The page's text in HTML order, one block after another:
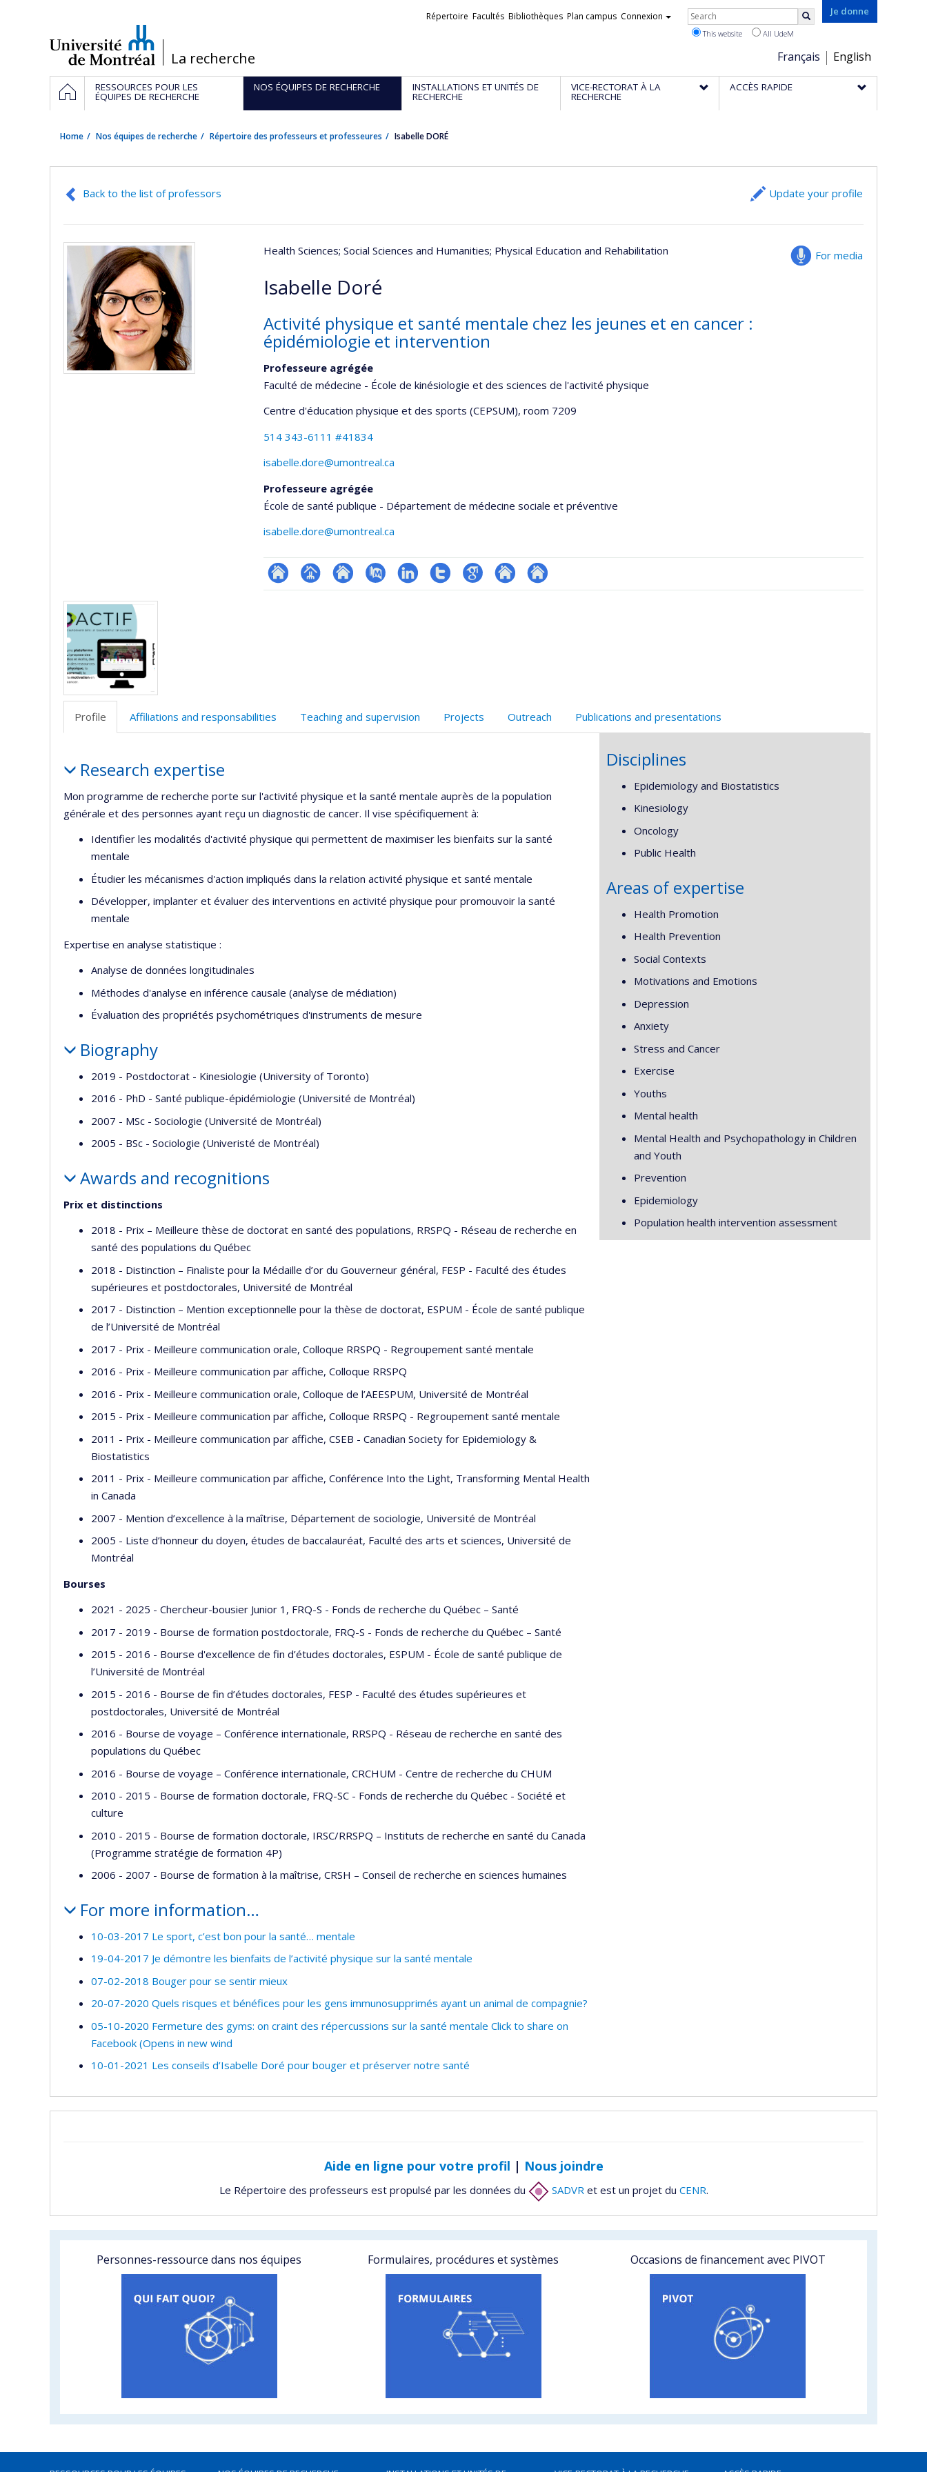
/La recherche
Je donne
Choix
de
la
Français English
Liens
Répertoire Facultés Bibliothèques Plan campus Connexion Rechercher
This website All UdeM
Navigation
principale
HOMERESSOURCES POUR LES
ÉQUIPES DE RECHERCHE
NOS ÉQUIPES DE RECHERCHE INSTALLATIONS ET UNITÉS DE
RECHERCHE
VICE-RECTORAT À LA
RECHERCHE
ACCÈS RAPIDE
Home Nos équipes de recherche Répertoire des professeurs et professeures Isabelle DORÉ
Back to the list of professors Update your profile
For media
Health Sciences; Social Sciences and Humanities; Physical Education and Rehabilitation
Isabelle Doré
Activité physique et santé mentale chez les jeunes et en cancer :
épidémiologie et intervention
Professeure agrégée
Faculté de médecine - École de kinésiologie et des sciences de l'activité physique
Centre d'éducation physique et des sports (CEPSUM), room 7209
514 343-6111 #41834
isabelle.dore@umontreal.ca
Professeure agrégée
École de santé publique - Département de médecine sociale et préventive
isabelle.dore@umontreal.ca
ResearchGate
Page Site
PubMedLinkedInCompteGoogleAutre Autre
Media
Profile Affiliations and responsabilities Teaching and supervision Projects Outreach Publications and presentations
Research expertise
Mon programme de recherche porte sur l'activité physique et la santé mentale auprès de la population
générale et des personnes ayant reçu un diagnostic de cancer. Il vise spécifiquement à:
Identifier les modalités d'activité physique qui permettent de maximiser les bienfaits sur la santé
mentale
Étudier les mécanismes d'action impliqués dans la relation activité physique et santé mentale
Développer, implanter et évaluer des interventions en activité physique pour promouvoir la santé
mentale
Expertise en analyse statistique :
Analyse de données longitudinales
Méthodes d'analyse en inférence causale (analyse de médiation)
Évaluation des propriétés psychométriques d'instruments de mesure
Biography
2019 - Postdoctorat - Kinesiologie (University of Toronto)
2016 - PhD - Santé publique-épidémiologie (Université de Montréal)
2007 - MSc - Sociologie (Université de Montréal)
2005 - BSc - Sociologie (Univeristé de Montréal)
Awards and recognitions
Prix et distinctions
2018 - Prix – Meilleure thèse de doctorat en santé des populations, RRSPQ - Réseau de recherche en
santé des populations du Québec
2018 - Distinction – Finaliste pour la Médaille d’or du Gouverneur général, FESP - Faculté des études
supérieures et postdoctorales, Université de Montréal
2017 - Distinction – Mention exceptionnelle pour la thèse de doctorat, ESPUM - École de santé publique
de l’Université de Montréal
2017 - Prix - Meilleure communication orale, Colloque RRSPQ - Regroupement santé mentale
2016 - Prix - Meilleure communication par affiche, Colloque RRSPQ
2016 - Prix - Meilleure communication orale, Colloque de l’AEESPUM, Université de Montréal
2015 - Prix - Meilleure communication par affiche, Colloque RRSPQ - Regroupement santé mentale
2011 - Prix - Meilleure communication par affiche, CSEB - Canadian Society for Epidemiology &
Biostatistics
2011 - Prix - Meilleure communication par affiche, Conférence Into the Light, Transforming Mental Health
in Canada
2007 - Mention d’excellence à la maîtrise, Département de sociologie, Université de Montréal
2005 - Liste d’honneur du doyen, études de baccalauréat, Faculté des arts et sciences, Université de
Montréal
Bourses
2021 - 2025 - Chercheur-bousier Junior 1, FRQ-S - Fonds de recherche du Québec – Santé
2017 - 2019 - Bourse de formation postdoctorale, FRQ-S - Fonds de recherche du Québec – Santé
2015 - 2016 - Bourse d'excellence de fin d’études doctorales, ESPUM - École de santé publique de
l’Université de Montréal
2015 - 2016 - Bourse de fin d’études doctorales, FESP - Faculté des études supérieures et
postdoctorales, Université de Montréal
2016 - Bourse de voyage – Conférence internationale, RRSPQ - Réseau de recherche en santé des
populations du Québec
2016 - Bourse de voyage – Conférence internationale, CRCHUM - Centre de recherche du CHUM
2010 - 2015 - Bourse de formation doctorale, FRQ-SC - Fonds de recherche du Québec - Société et
culture
2010 - 2015 - Bourse de formation doctorale, IRSC/RRSPQ – Instituts de recherche en santé du Canada
(Programme stratégie de formation 4P)
2006 - 2007 - Bourse de formation à la maîtrise, CRSH – Conseil de recherche en sciences humaines
For more information…
10-03-2017 Le sport, c’est bon pour la santé… mentale
19-04-2017 Je démontre les bienfaits de l’activité physique sur la santé mentale
07-02-2018 Bouger pour se sentir mieux
20-07-2020 Quels risques et bénéfices pour les gens immunosupprimés ayant un animal de compagnie?
05-10-2020 Fermeture des gyms: on craint des répercussions sur la santé mentale Click to share on
Facebook (Opens in new wind
10-01-2021 Les conseils d’Isabelle Doré pour bouger et préserver notre santé
Disciplines
Epidemiology and Biostatistics
Kinesiology
Oncology
Public Health
Areas of expertise
Health Promotion
Health Prevention
Social Contexts
Motivations and Emotions
Depression
Anxiety
Stress and Cancer
Exercise
Youths
Mental health
Mental Health and Psychopathology in Children
and Youth
Prevention
Epidemiology
Population health intervention assessment
Aide en ligne pour votre profil | Nous joindre
Le Répertoire des professeurs est propulsé par les données du SADVRet est un projet du CENR.
Personnes-ressource dans nos équipes Formulaires, procédures et systèmes Occasions de financement avec PIVOT